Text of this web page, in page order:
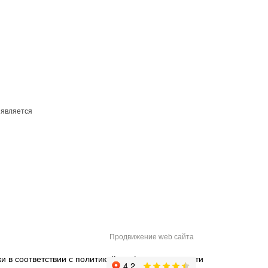
Продвижение web сайта
в соответствии с политикой конфиденциальности